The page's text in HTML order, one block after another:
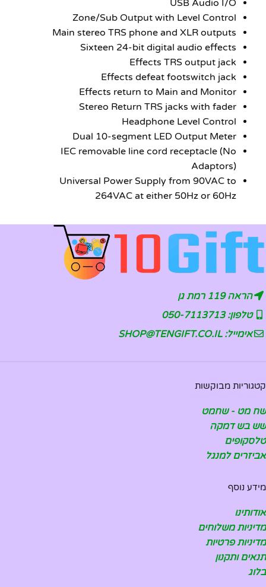
USB Audio I/O
Zone/Sub Output with Level Control
Main stereo TRS phone and XLR outputs
Sixteen 24-bit digital audio effects
Effects TRS output jack
Effects defeat footswitch jack
Effects return to Main and Monitor
Stereo Return TRS jacks with fader
Headphone Level Control
Dual 10-segment LED Output Meter
IEC removable line cord receptacle (No
Adaptors)
Universal Power Supply from 90VAC to
264VAC at either 50Hz or 60Hz
הראה 119 רמת גן
טלפון: 050-7113713
אימייל: SHOP@TENGIFT.CO.IL
קטגוריות מבוקשות
שח מט - שחמט
שש בש דמקה
טלסקופים
אביזרים למנגל
מידע נוסף
אודותינו
מדיניות משלוחים
מדיניות פרטיות
תנאים ותקנון
בלוג